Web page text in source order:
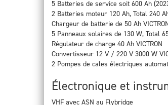
5 Batteries de service soit 600 Ah
2 Batteries moteur 120 Ah, Total 240
Chargeur de batterie de 50 Ah
5 Panneaux solaires de 130 W, Total
Régulateur de charge 40 Ah VICTRON
Convertisseur 12 V / 220 V 3000 W
2 Pompes de cales électriques
Électronique et
VHF avec ASN au Flybridge